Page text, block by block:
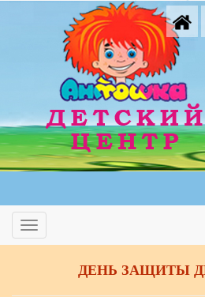
ДЕНЬ ЗАЩИТЫ